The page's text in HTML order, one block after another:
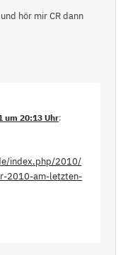
hör mir CR dann
um 20:13 Uhr:
index.php/2010/
2010-am-letzten-